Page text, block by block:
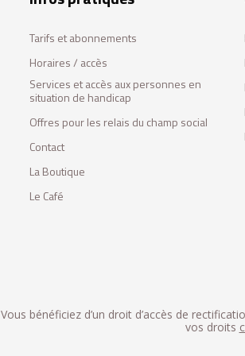
Tarifs et abonnements
Horaires / accès
Services et accès aux personnes en
situation de handicap
Offres pour les relais du champ social
Contact
La Boutique
Le Café
Vous bénéficiez d’un droit d’accès de
vos droits